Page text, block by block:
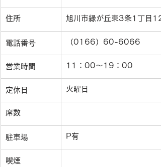
住所 旭川市緑が丘東3条1丁目
電話番号 （0166）60-6066
営業時間 11：00〜19：00
定休日 火曜日
席数
駐車場 P有
喫煙